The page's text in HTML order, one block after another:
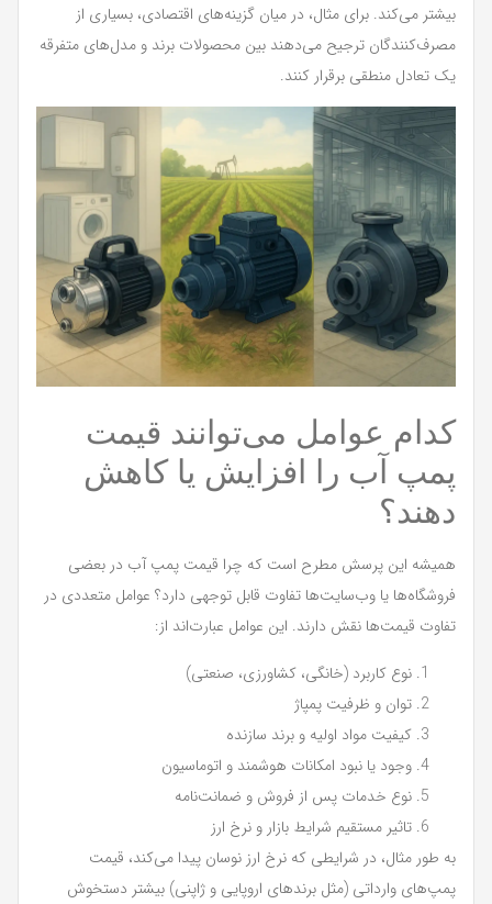
بیشتر می‌کند. برای مثال، در میان گزینه‌های اقتصادی، بسیاری از
مصرف‌کنندگان ترجیح می‌دهند بین محصولات برند و مدل‌های متفرقه
یک تعادل منطقی برقرار کنند.
کدام عوامل می‌توانند قیمت
پمپ آب را افزایش یا کاهش
دهند؟
همیشه این پرسش مطرح است که چرا قیمت پمپ آب در بعضی
فروشگاه‌ها یا وب‌سایت‌ها تفاوت قابل توجهی دارد؟ عوامل متعددی در
تفاوت قیمت‌ها نقش دارند. این عوامل عبارت‌اند از:
نوع کاربرد (خانگی، کشاورزی، صنعتی)
توان و ظرفیت پمپاژ
کیفیت مواد اولیه و برند سازنده
وجود یا نبود امکانات هوشمند و اتوماسیون
نوع خدمات پس از فروش و ضمانت‌نامه
تاثیر مستقیم شرایط بازار و نرخ ارز
به طور مثال، در شرایطی که نرخ ارز نوسان پیدا می‌کند، قیمت
پمپ‌های وارداتی (مثل برندهای اروپایی و ژاپنی) بیشتر دستخوش